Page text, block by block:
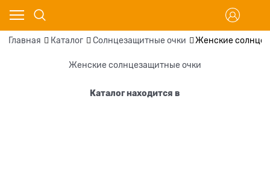
Главная Каталог Солнцезащитные очки Женские
Женские солнцезащитные очки
Каталог находится в